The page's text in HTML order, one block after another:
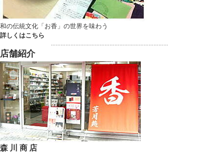
和の伝統文化「お香」の世界を味わう
詳しくはこちら
店舗紹介
森 川 商 店